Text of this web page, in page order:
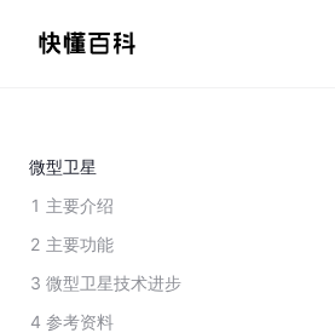
微型卫星
1 主要介绍
2 主要功能
3 微型卫星技术进步
4 参考资料